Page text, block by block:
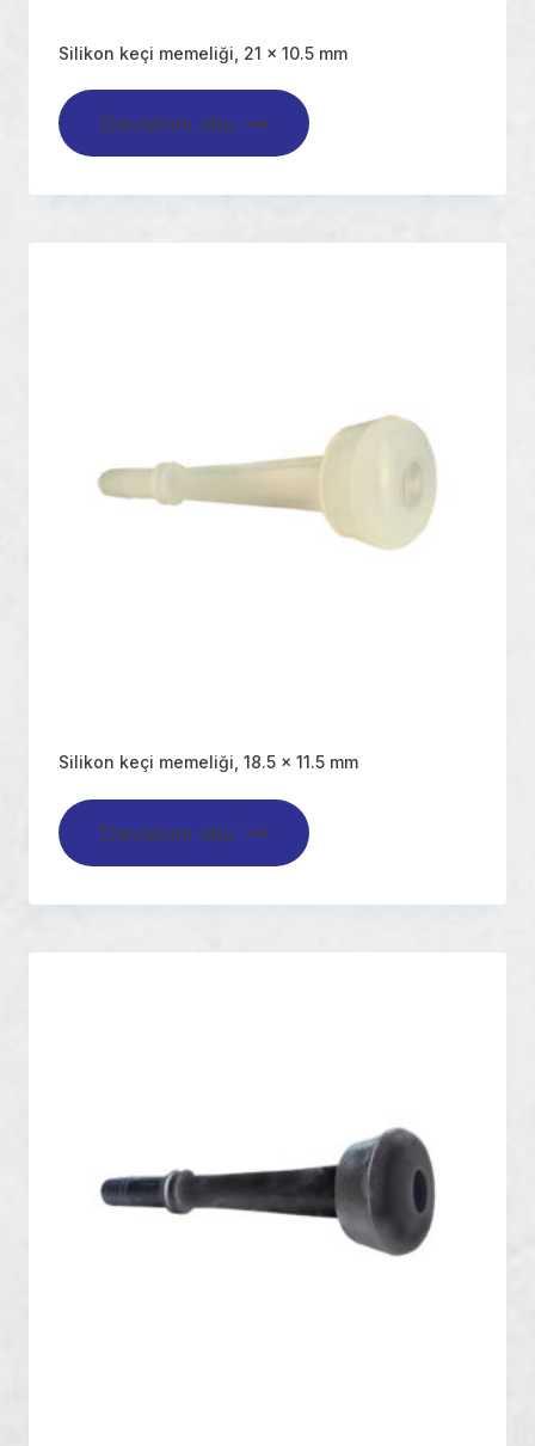
Silikon keçi memeliği, 21 x 10.5 mm
Devamını oku
Silikon keçi memeliği, 18.5 x 11.5 mm
Devamını oku